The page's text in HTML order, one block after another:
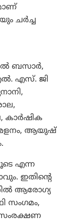
ചര്‍ച്ച
ബസാര്‍,
എസ്. ജി
ആയുഷ്
എന്ന
ഇതിന്റെ
ആരോഗ്യ
സംഗമം,
സംരക്ഷണ